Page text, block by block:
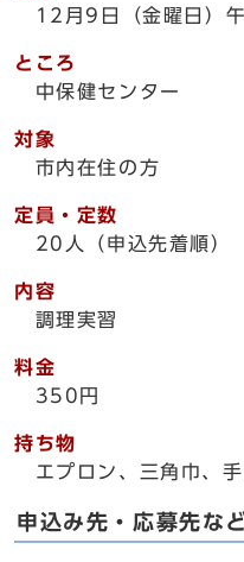
12月9日（金曜日）
ところ
中保健センター
対象
市内在住の方
定員・定数
20人（申込先着順）
内容
調理実習
料金
350円
持ち物
エプロン、三角巾、手
申込み先・応募先な